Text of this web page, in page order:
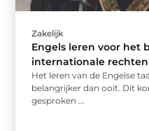
Zakelijk
Engels leren voor het
internationale
Het leren van de Engelse
belangrijker dan ooit. Dit
gesproken ...